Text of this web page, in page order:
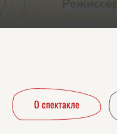
О спектакле